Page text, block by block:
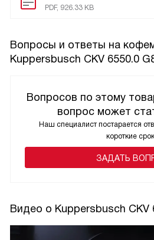
PDF, 926.33 KB
Вопросы и ответы на
Kuppersbusch CKV 6550.0
Вопросов по этому
вопрос может
Наш специалист постарается
короткие
ЗАДАТЬ
Видео о Kuppersbusch CKV